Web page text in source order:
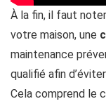
À la fin, il faut
votre maison, une
maintenance
qualifié afin
Cela comprend le